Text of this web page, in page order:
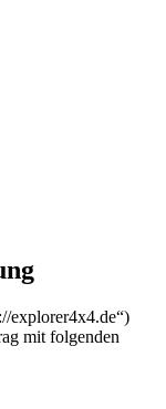
explorer4x4.de“)
mit folgenden